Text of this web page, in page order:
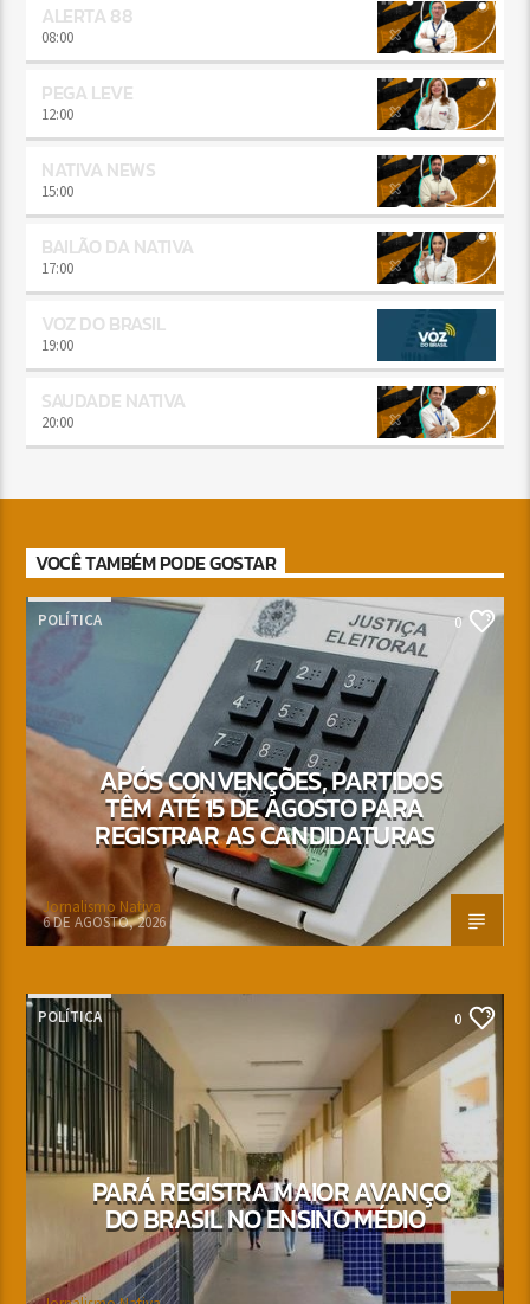
ALERTA 88
08:00
PEGA LEVE
12:00
NATIVA NEWS
15:00
BAILÃO DA NATIVA
17:00
VOZ DO BRASIL
19:00
SAUDADE NATIVA
20:00
VOCÊ TAMBÉM PODE GOSTAR
POLÍTICA 0
APÓS CONVENÇÕES, PARTIDOS
TÊM ATÉ 15 DE AGOSTO PARA
REGISTRAR AS CANDIDATURAS
Jornalismo Nativa
6 DE AGOSTO, 2026
POLÍTICA 0
PARÁ REGISTRA MAIOR AVANÇO
DO BRASIL NO ENSINO MÉDIO